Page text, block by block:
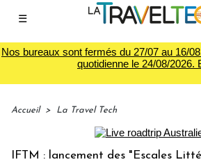
☰
Nos bureaux sont fermés du 27/07 au 16/
quotidienne le 24/08/2026.
Accueil > La Travel Tech
: lancement des "Escales